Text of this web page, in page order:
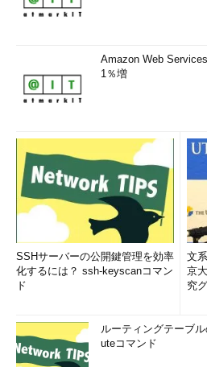
た開発を行っている。
Amazon Web
1％増
SSHサーバーの公開鍵管理を効率
化するには？ ssh-keyscanコマン
ド
文
京
究
ルーティングテーブ
uteコマンド